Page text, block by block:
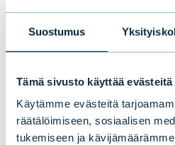
Suostumus
Tämä sivusto käyttää evästeitä
Käytämme evästeitä
räätälöimiseen, sosiaalisen
tukemiseen ja
toimet saattavat
ulkosuhteita.
taloudellisista
velkakatto, joka
näkymin ensi